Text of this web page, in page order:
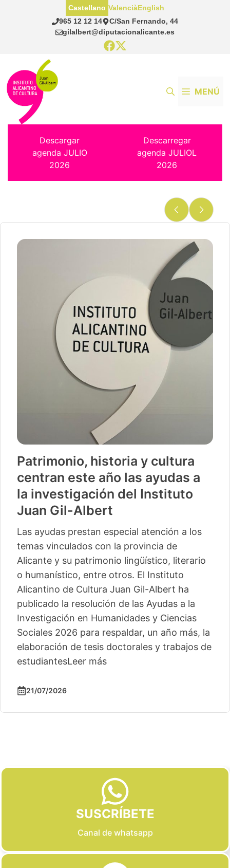
965 12 12 14
C/San Fernando, 44
gilalbert@diputacionalicante.es
Castellano ValenciàEnglish
MENÚ
Descargar
agenda JULIO
2026
Descarregar
agenda JULIOL
2026
Patrimonio, historia y cultura
centran este año las ayudas a
la investigación del Instituto
Juan Gil-Albert
Las ayudas prestan especial atención a los
temas vinculados con la provincia de
Alicante y su patrimonio lingüístico, literario
o humanístico, entre otros. El Instituto
Alicantino de Cultura Juan Gil-Albert ha
publicado la resolución de las Ayudas a la
Investigación en Humanidades y Ciencias
Sociales 2026 para respaldar, un año más, la
elaboración de tesis doctorales y trabajos de
estudiantesLeer más
21/07/2026
SUSCRÍBETE
Canal de whatsapp